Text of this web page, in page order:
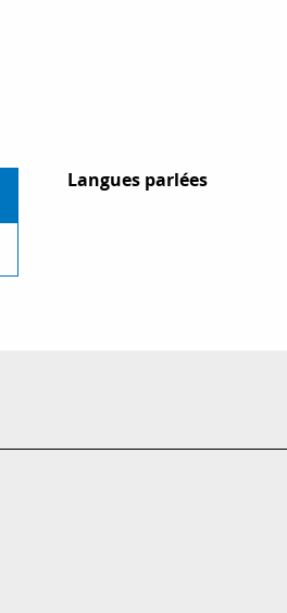
Langues parlées
Langues parlées